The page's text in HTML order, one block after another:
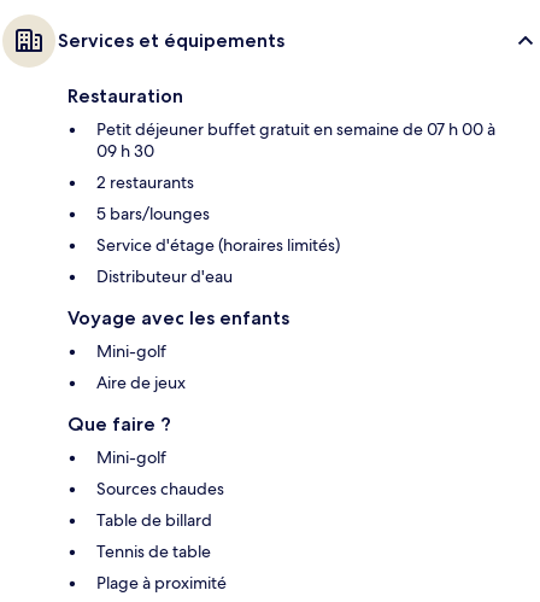
Services et équipements
Restauration
Petit déjeuner buffet gratuit en semaine de 07 h 00 à
09 h 30
2 restaurants
5 bars/lounges
Service d'étage (horaires limités)
Distributeur d'eau
Voyage avec les enfants
Mini-golf
Aire de jeux
Que faire ?
Mini-golf
Sources chaudes
Table de billard
Tennis de table
Plage à proximité